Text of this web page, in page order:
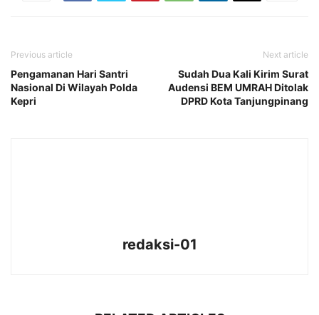
Previous article
Pengamanan Hari Santri
Nasional Di Wilayah Polda
Kepri
Next article
Sudah Dua Kali Kirim Surat
Audensi BEM UMRAH Ditolak
DPRD Kota Tanjungpinang
redaksi-01